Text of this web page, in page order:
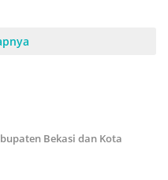
Bekasi dan Kota